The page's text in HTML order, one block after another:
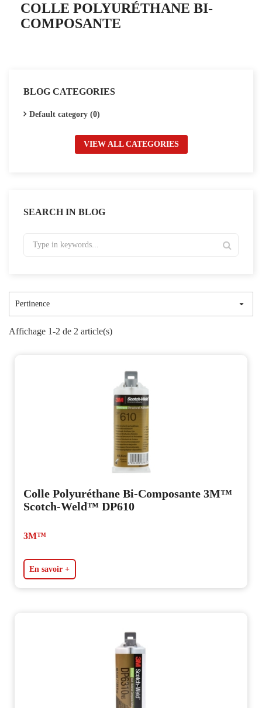
COLLE POLYURÉTHANE BI-
COMPOSANTE
BLOG CATEGORIES
Default category (0)
VIEW ALL CATEGORIES
SEARCH IN BLOG
Pertinence 
Affichage 1-2 de 2 article(s)
Colle Polyuréthane Bi-Composante 3M™
Scotch-Weld™ DP610
3M™
En savoir +